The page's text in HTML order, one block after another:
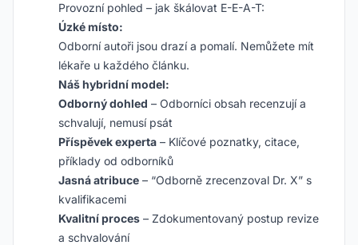
Provozní pohled – jak škálovat E-E-A-T:
Úzké místo:
Odborní autoři jsou drazí a pomalí. Nemůžete mít
lékaře u každého článku.
Náš hybridní model:
Odborný dohled – Odborníci obsah recenzují a
schvalují, nemusí psát
Příspěvek experta – Klíčové poznatky, citace,
příklady od odborníků
Jasná atribuce – “Odborně zrecenzoval Dr. X” s
kvalifikacemi
Kvalitní proces – Zdokumentovaný postup revize
a schvalování